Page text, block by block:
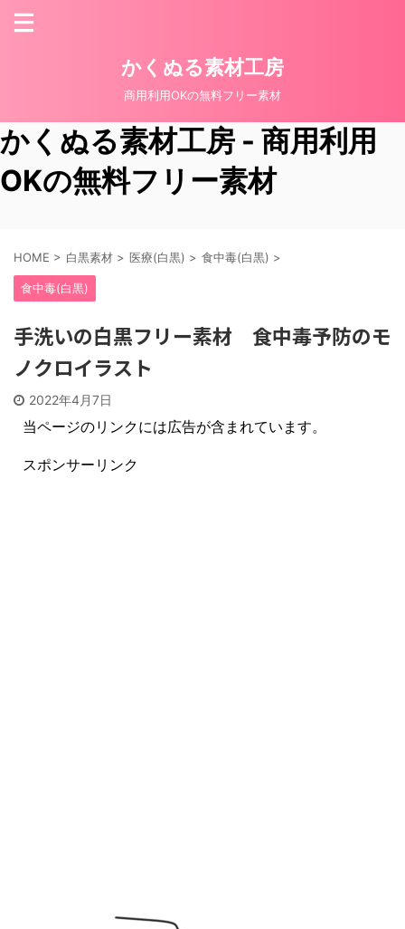
かくぬる素材工房
商用利用OKの無料フリー素材
かくぬる素材工房 - 商用利用
OKの無料フリー素材
HOME > 白黒素材 > 医療(白黒) > 食中毒(白黒) >
食中毒(白黒)
手洗いの白黒フリー素材 食中毒予防のモ
ノクロイラスト
2022年4月7日
当ページのリンクには広告が含まれています。
スポンサーリンク